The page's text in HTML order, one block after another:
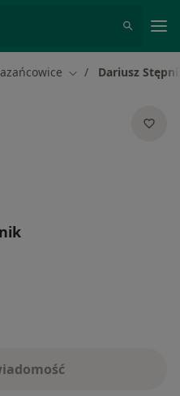
Zmień miasto
Dariusz